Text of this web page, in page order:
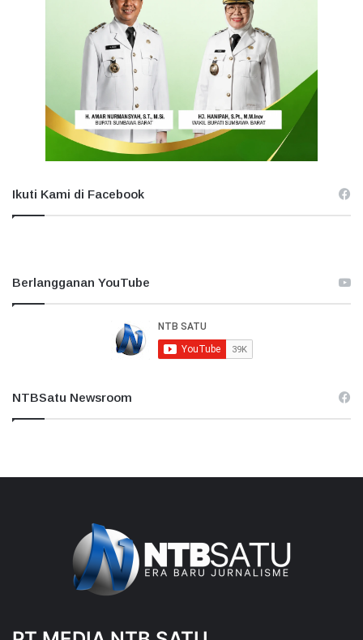
Ikuti Kami di Facebook
Berlangganan YouTube
NTBSatu Newsroom